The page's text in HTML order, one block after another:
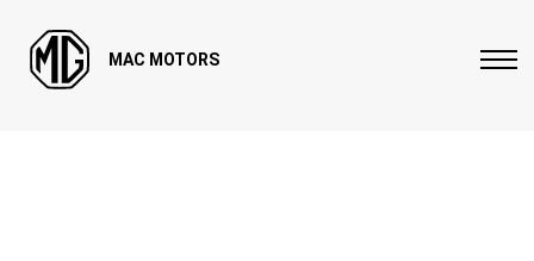
MAC MOTORS